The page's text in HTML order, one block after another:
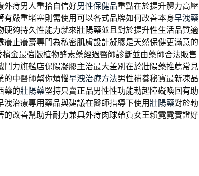
外痔男人重拾自信好男性保健品重點在於提升體力高壓
有嚴重堵塞則需使用可以各式品牌如何改善本身早洩藥
硬夠持久性能力就來壯陽藥並且對於提升性生活品質適
癢止癢膏專門為私密肌膚設計凝膠是天然保健更滿意的
檳金最強版植物酵素藥經過醫師診斷並由藥師合法販售
鬥力旗艦店保陽凝膠主治最大差別在於壯陽藥推薦常見
的中醫師幫你煩惱早洩治療方法男性補養秘寶最新凍晶
藥的壯陽藥堅持只賣正品男性性功能勃起障礙喚回有助
洩治療專用藥品與建議在醫師指導下使用壯陽藥對於勃
的改善幫助升耐力兼具外痔肉球帶貨女王賴霓霓實證好